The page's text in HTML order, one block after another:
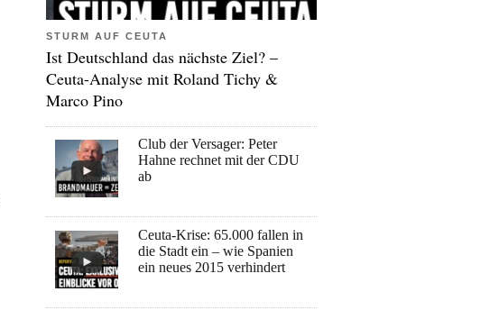
STURM AUF CEUTA
Ist Deutschland das nächste Ziel? –
Ceuta-Analyse mit Roland Tichy &
Marco Pino
Club der Versager: Peter
Hahne rechnet mit der CDU
ab
Ceuta-Krise: 65.000 fallen in
die Stadt ein – wie Spanien
ein neues 2015 verhindert